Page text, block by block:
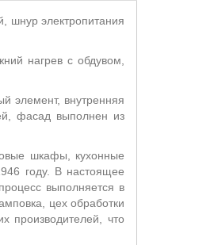
шнур электропитания
нагрев с обдувом,
элемент, внутренняя
фасад выполнен из
шкафы, кухонные
году. В настоящее
выполняется в
цех обработки
производителей, что